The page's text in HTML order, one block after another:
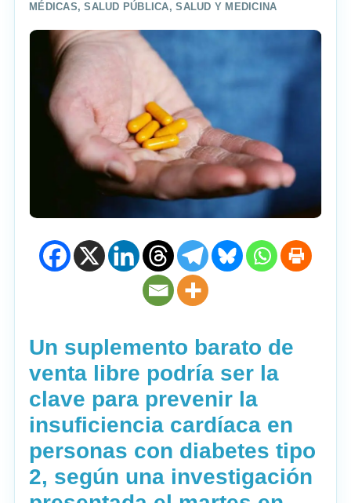
MÉDICAS,SALUD PÚBLICA,SALUD Y MEDICINA
Un suplemento barato de
venta libre podría ser la
clave para prevenir la
insuficiencia cardíaca en
personas con diabetes tipo
2, según una investigación